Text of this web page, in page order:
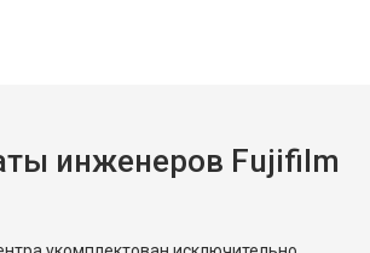
инженеров Fujifilm